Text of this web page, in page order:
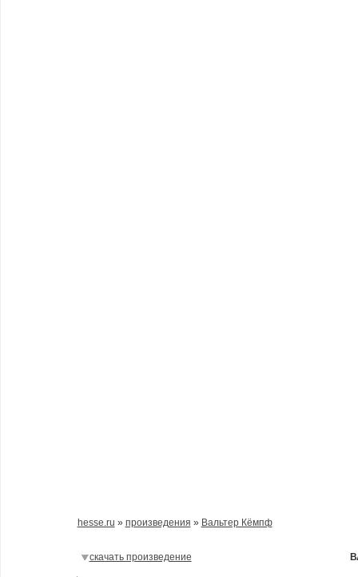
hesse.ru » произведения » Вальтер Кёмпф
скачать произведение